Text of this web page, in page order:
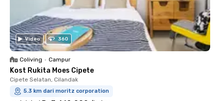
Video 360
Coliving • Campur
Kost Rukita Moes Cipete
Cipete Selatan, Cilandak
5.3 km dari moritz corporation